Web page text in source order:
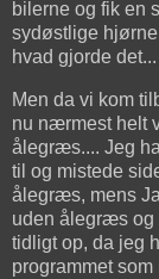
bilerne og fik en
sydøstlige
hvad gjorde
Men da vi kom
nu nærmest helt
ålegræs.... Jeg
til og mistede
ålegræs, mens
uden ålegræs og
tidligt op, da jeg
programmet